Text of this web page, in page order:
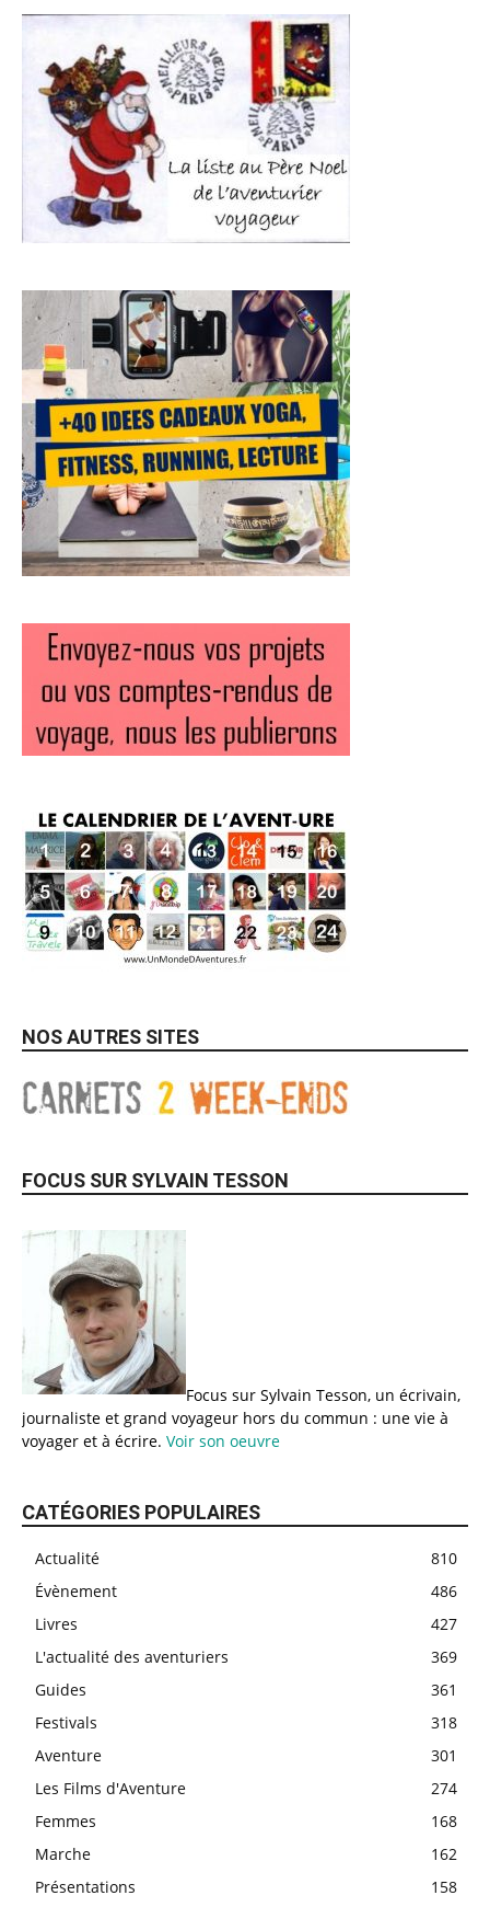
NOS AUTRES SITES
FOCUS SUR SYLVAIN TESSON
Focus sur Sylvain Tesson, un écrivain,
journaliste et grand voyageur hors du commun : une vie à
voyager et à écrire. Voir son oeuvre
CATÉGORIES POPULAIRES
Actualité
810
Évènement
486
Livres
427
L'actualité des aventuriers
369
Guides
361
Festivals
318
Aventure
301
Les Films d'Aventure
274
Femmes
168
Marche
162
Présentations
158